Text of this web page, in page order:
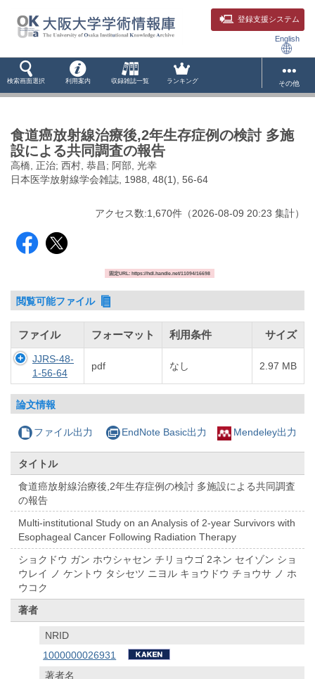
登録支援システム
English
検索画面選択 利用案内 収録雑誌一覧 ランキング その他
食道癌放射線治療後,2年生存症例の検討 多施
設による共同調査の報告
高橋, 正治; 西村, 恭昌; 阿部, 光幸
日本医学放射線学会雑誌, 1988, 48(1), 56-64
アクセス数:1,670件 （2026-08-09 20:23 集計）
固定URL: https://hdl.handle.net/11094/16698
閲覧可能ファイル
ファイル フォーマット 利用条件 サイズ
JJRS-48-
1-56-64
pdf なし 2.97 MB
論文情報
ファイル出力 EndNote Basic出力 Mendeley出力
タイトル
食道癌放射線治療後,2年生存症例の検討 多施設による共同調査
の報告
Multi-institutional Study on an Analysis of 2-year Survivors with
Esophageal Cancer Following Radiation Therapy
ショクドウ ガン ホウシャセン チリョウゴ 2ネン セイゾン ショ
ウレイ ノ ケントウ タシセツ ニヨル キョウドウ チョウサ ノ ホ
ウコク
著者
NRID
1000000026931
著者名